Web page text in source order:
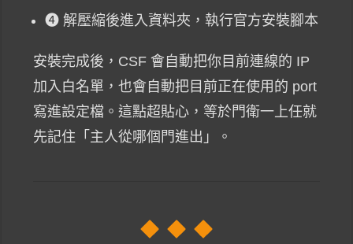
❹ 解壓縮後進入資料夾，執行官方安裝腳本
安裝完成後，CSF 會自動把你目前連線的 IP
加入白名單，也會自動把目前正在使用的 port
寫進設定檔。這點超貼心，等於門衛一上任就
先記住「主人從哪個門進出」。